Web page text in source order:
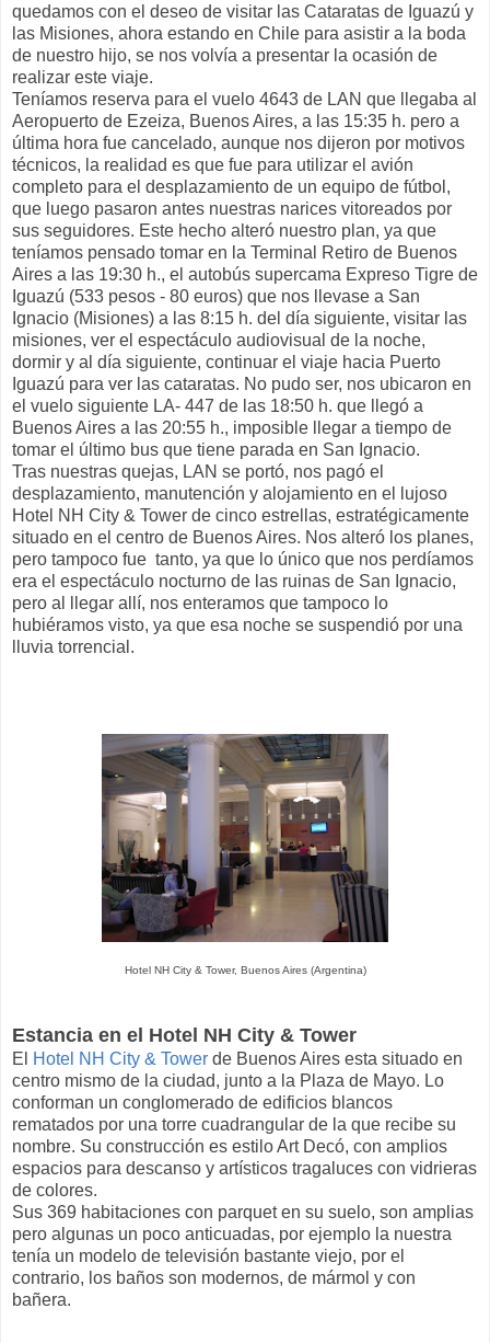
quedamos con el deseo de visitar las Cataratas de Iguazú y
las Misiones, ahora estando en Chile para asistir a la boda
de nuestro hijo, se nos volvía a presentar la ocasión de
realizar este viaje.
Teníamos reserva para el vuelo 4643 de LAN que llegaba al
Aeropuerto de Ezeiza, Buenos Aires, a las 15:35 h. pero a
última hora fue cancelado, aunque nos dijeron por motivos
técnicos, la realidad es que fue para utilizar el avión
completo para el desplazamiento de un equipo de fútbol,
que luego pasaron antes nuestras narices vitoreados por
sus seguidores. Este hecho alteró nuestro plan, ya que
teníamos pensado tomar en la Terminal Retiro de Buenos
Aires a las 19:30 h., el autobús supercama Expreso Tigre de
Iguazú (533 pesos - 80 euros) que nos llevase a San
Ignacio (Misiones) a las 8:15 h. del día siguiente, visitar las
misiones, ver el espectáculo audiovisual de la noche,
dormir y al día siguiente, continuar el viaje hacia Puerto
Iguazú para ver las cataratas. No pudo ser, nos ubicaron en
el vuelo siguiente LA- 447 de las 18:50 h. que llegó a
Buenos Aires a las 20:55 h., imposible llegar a tiempo de
tomar el último bus que tiene parada en San Ignacio.
Tras nuestras quejas, LAN se portó, nos pagó el
desplazamiento, manutención y alojamiento en el lujoso
Hotel NH City & Tower de cinco estrellas, estratégicamente
situado en el centro de Buenos Aires. Nos alteró los planes,
pero tampoco fue tanto, ya que lo único que nos perdíamos
era el espectáculo nocturno de las ruinas de San Ignacio,
pero al llegar allí, nos enteramos que tampoco lo
hubiéramos visto, ya que esa noche se suspendió por una
lluvia torrencial.
Hotel NH City & Tower, Buenos Aires (Argentina)
Estancia en el Hotel NH City & Tower
El Hotel NH City & Tower de Buenos Aires esta situado en
centro mismo de la ciudad, junto a la Plaza de Mayo. Lo
conforman un conglomerado de edificios blancos
rematados por una torre cuadrangular de la que recibe su
nombre. Su construcción es estilo Art Decó, con amplios
espacios para descanso y artísticos tragaluces con vidrieras
de colores.
Sus 369 habitaciones con parquet en su suelo, son amplias
pero algunas un poco anticuadas, por ejemplo la nuestra
tenía un modelo de televisión bastante viejo, por el
contrario, los baños son modernos, de mármol y con
bañera.